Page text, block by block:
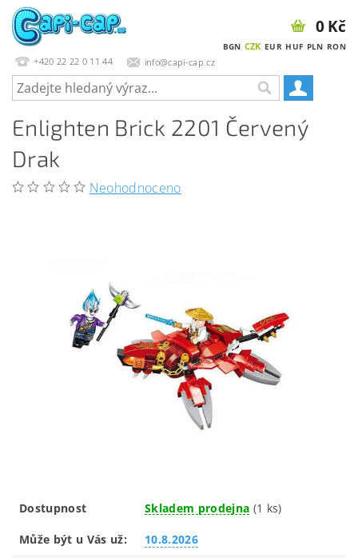
+420 22 22 0 11 44 info@capi-cap.cz
BGN CZK EUR HUF PLN RON
0 Kč
Enlighten Brick 2201 Červený
Drak
Neohodnoceno
Dostupnost Skladem prodejna (1 ks)
Může být u Vás už: 10.8.2026